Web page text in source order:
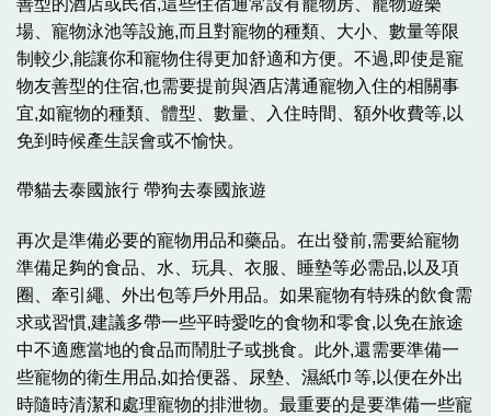
場、寵物泳池等設施,而且對寵物的種類、大小、數量等限
制較少,能讓你和寵物住得更加舒適和方便。不過,即使是寵
物友善型的住宿,也需要提前與酒店溝通寵物入住的相關事
宜,如寵物的種類、體型、數量、入住時間、額外收費等,以
免到時候產生誤會或不愉快。
帶貓去泰國旅行 帶狗去泰國旅遊
再次是準備必要的寵物用品和藥品。在出發前,需要給寵物
準備足夠的食品、水、玩具、衣服、睡墊等必需品,以及項
圈、牽引繩、外出包等戶外用品。如果寵物有特殊的飲食需
求或習慣,建議多帶一些平時愛吃的食物和零食,以免在旅途
中不適應當地的食品而鬧肚子或挑食。此外,還需要準備一
些寵物的衛生用品,如拾便器、尿墊、濕紙巾等,以便在外出
時隨時清潔和處理寵物的排泄物。最重要的是要準備一些寵